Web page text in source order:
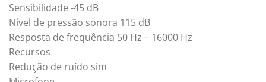
Sensibilidade -45 dB
Nível de pressão sonora 115 dB
Resposta de frequência 50 Hz – 16000 Hz
Recursos
Redução de ruído sim